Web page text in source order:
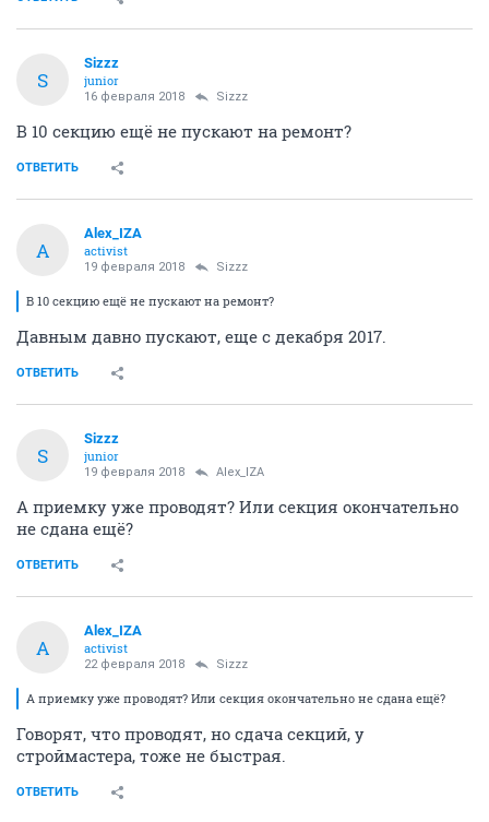
S
Sizzz
junior
16 февраля 2018 Sizzz
В 10 секцию ещё не пускают на ремонт?
ОТВЕТИТЬ
A
Alex_IZA
activist
19 февраля 2018 Sizzz
В 10 секцию ещё не пускают на ремонт?
Давным давно пускают, еще с декабря 2017.
ОТВЕТИТЬ
S
Sizzz
junior
19 февраля 2018 Alex_IZA
А приемку уже проводят? Или секция окончательно
не сдана ещё?
ОТВЕТИТЬ
A
Alex_IZA
activist
22 февраля 2018 Sizzz
А приемку уже проводят? Или секция окончательно не сдана ещё?
Говорят, что проводят, но сдача секций, у
строймастера, тоже не быстрая.
ОТВЕТИТЬ